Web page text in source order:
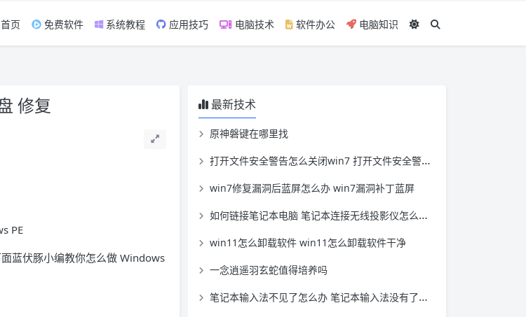
首页 免费软件 系统教程 应用技巧 电脑技术 软件办公 电脑知识
修复
PE
蓝伏豚小编教你怎么做 Windows
最新技术
原神磐键在哪里找
打开文件安全警告怎么关闭win7 打开文件安全警告怎么关闭win11
win7修复漏洞后蓝屏怎么办 win7漏洞补丁蓝屏
如何链接笔记本电脑 笔记本连接无线投影仪怎么连接
win11怎么卸载软件 win11怎么卸载软件干净
一念逍遥羽玄蛇值得培养吗
笔记本输入法不见了怎么办 笔记本输入法没有了怎么办